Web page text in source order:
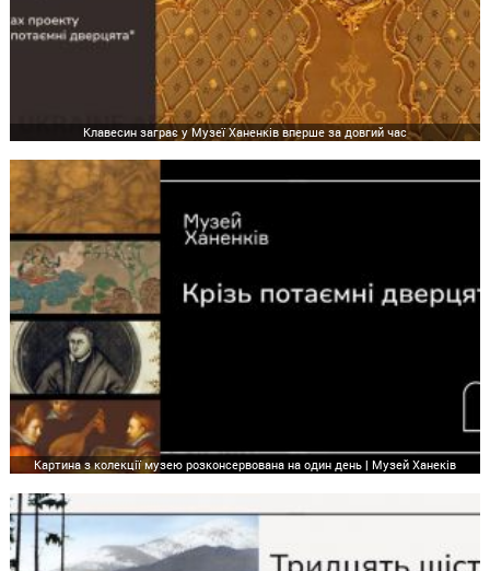
Клавесин заграє у Музеї Ханенків вперше за довгий час
Картина з колекції музею розконсервована на один день | Музей Ханеків